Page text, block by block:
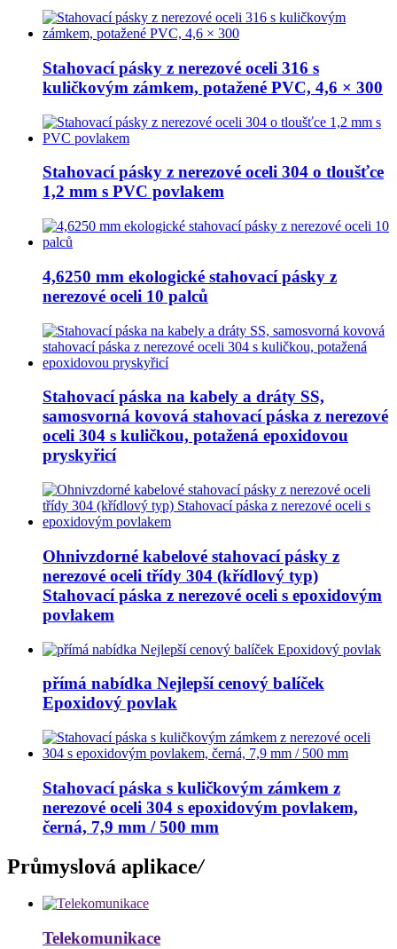
Stahovací pásky z nerezové oceli 316 s
kuličkovým zámkem, potažené PVC, 4,6 × 300
Stahovací pásky z nerezové oceli 304 o tloušťce
1,2 mm s PVC povlakem
4,6250 mm ekologické stahovací pásky z
nerezové oceli 10 palců
Stahovací páska na kabely a dráty SS,
samosvorná kovová stahovací páska z nerezové
oceli 304 s kuličkou, potažená epoxidovou
pryskyřicí
Ohnivzdorné kabelové stahovací pásky z
nerezové oceli třídy 304 (křídlový typ)
Stahovací páska z nerezové oceli s epoxidovým
povlakem
přímá nabídka Nejlepší cenový balíček
Epoxidový povlak
Stahovací páska s kuličkovým zámkem z
nerezové oceli 304 s epoxidovým povlakem,
černá, 7,9 mm / 500 mm
Průmyslová aplikace/
Telekomunikace